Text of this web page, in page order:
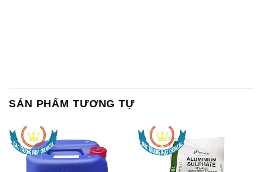
SẢN PHẨM TƯƠNG TỰ